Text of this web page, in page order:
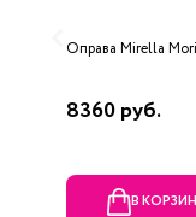
Оправа Mirella
8360 руб.
В